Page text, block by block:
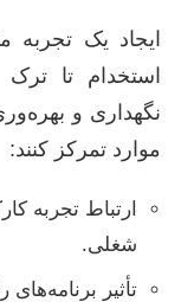
استخدام تا
نگهداری و
موارد تمرکز کنند:
ارتباط تجربه
شغلی.
تأثیر